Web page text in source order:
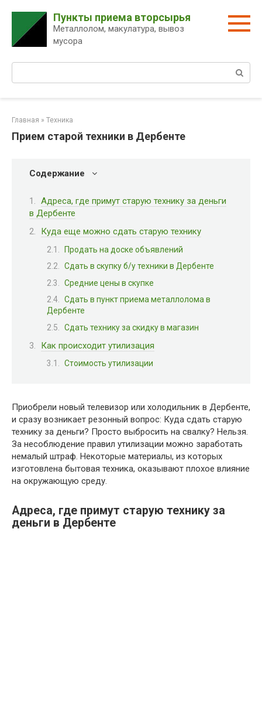
контенту
Пункты приема вторсырья
Металлолом, макулатура, вывоз
мусора
Главная » Техника
Прием старой техники в Дербенте
Содержание
Адреса, где примут старую технику за деньги
в Дербенте
Куда еще можно сдать старую технику
Продать на доске объявлений
Сдать в скупку б/у техники в Дербенте
Средние цены в скупке
Сдать в пункт приема металлолома в
Дербенте
Сдать технику за скидку в магазин
Как происходит утилизация
Стоимость утилизации
Приобрели новый телевизор или холодильник в Дербенте,
и сразу возникает резонный вопрос: Куда сдать старую
технику за деньги? Просто выбросить на свалку? Нельзя.
За несоблюдение правил утилизации можно заработать
немалый штраф. Некоторые материалы, из которых
изготовлена бытовая техника, оказывают плохое влияние
на окружающую среду.
Адреса, где примут старую технику за
деньги в Дербенте